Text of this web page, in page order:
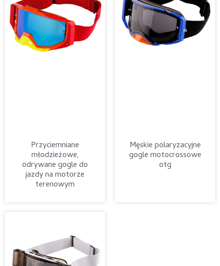
Przyciemniane
młodzieżowe,
odrywane gogle do
jazdy na motorze
terenowym
Męskie polaryzacyjne
gogle motocrossowe
otg